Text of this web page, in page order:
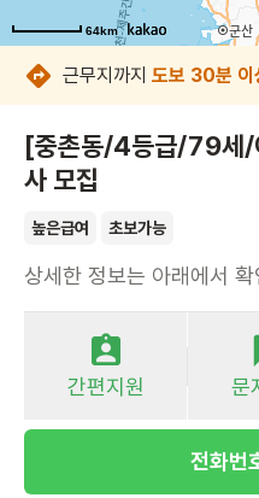
64km
64km
64km
64km
64km
64km
64km
64km
근무지까지 도보 30분 이
[중촌동/4등급/79세/
사 모집
높은급여 초보가능
상세한 정보는 아래에서
간편지원 문
전화번